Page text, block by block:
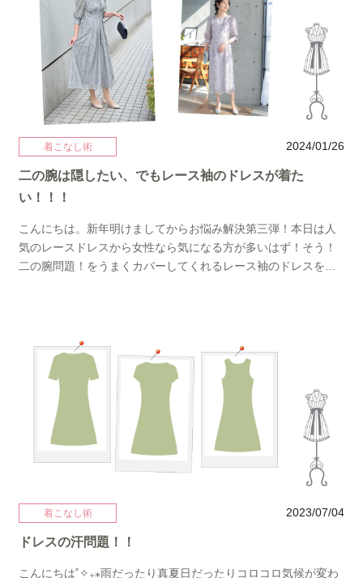
ストで脚長効果抜群。トップスはすっきりしていてパンツはゆ
ったりしているのでどんな体型の方でも着やすいパンツドレス
です。大きいサイズの方にはこちらのパンツドレスがおすす
め。 トップスがフリルになっていますがレースで抜け感がでる
ので細見えします。ちょっと人と違ったものがお好みの方には
Ameri Vintageのドレスが人気です。 →→Ameri Vintageのセッ
トアップパンツドレスパンツドレスで検索するといろいろあり
ますのでご自身の体型に合わせてチョイスしてみてください♡
ではでは(^^♪って！！！ちょっとまったーーーーーー！！！
（こちらのワードにピンときた方(*´з`)同じ昭和の香りがしま
す）パンツじゃなくてドレスが着たいんですけど！！！で、で
Vintageこちらのモデルは７号サイズですが９号を着用していま
す。元々スリムなドレスならサイズアップしても身幅は気にな
りにくいです。７号サイズを着用したい場合も肩ひもが調整で
カバーという点においてはブラックがおすすめです。チュール
が重なりあう部分がより濃くなるのでカバーしやすいです。ブ
ラックでもチュールなら華やかさもあり結婚式でも華やかに着
こなせます。あとはお客様の身長にもよるかと思いますがおす
すめできるドレスは沢山ありますので是非店頭までご試着にお
越しください♡結婚式ドレス、パーティドレス謝恩会ドレス、
フォーマルパーティなどオケージョンドレスをお探しの方ご来
着こなし術 2024/01/26
二の腕は隠したい、でもレース袖のドレスが着た
い！！！
こんにちは。新年明けましてからお悩み解決第三弾！本日は人
気のレースドレスから女性なら気になる方が多いはず！そう！
二の腕問題！をうまくカバーしてくれるレース袖のドレスをご
商品からの今年の流行パフスリーブ袖のドレス。 総レースのデ
ザインですがインナーにシアーがレイヤードされていてほんの
り透けるくらいのお感じになります。こちらのドレス程よくウ
エストもシャーリングされていてすっきり細見えします♡お色
違いのイエローも華やかさがあってとってもおすすめです♡
dress: ANDRESD →→パフスリーブのドレスはこちら次にご
紹介するレースドレスはエンプロイダリーレースドレス。
dress:my closet selectこちらのドレスの二の腕対策ポイントは
1.腕回りのサイズがゆったり目に設計されていること2.大き目の
刺繍で透け感が気になりにくいことです！肌に密着しないので
腕がカバーされます。また編み上げのドレスなのでウエストを
きゅっと絞ってサイズ合わせができるとても優秀なドレスです
着こなし術 2023/07/04
ドレスの汗問題！！
こんにちは˚✧₊⁎雨だったり真夏日だったりコロコロ気候が変わ